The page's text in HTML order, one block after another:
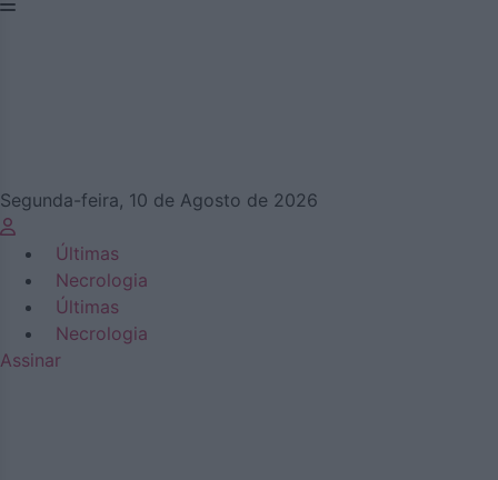
Segunda-feira, 10 de Agosto de 2026
Últimas
Necrologia
Últimas
Necrologia
Assinar